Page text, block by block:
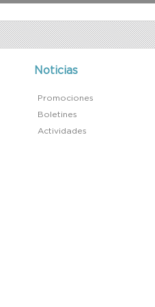
Noticias
Promociones
Boletines
Actividades